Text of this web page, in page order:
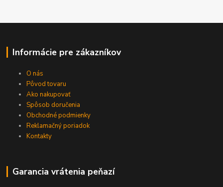
Informácie pre zákazníkov
O nás
Pôvod tovaru
Ako nakupovať
Spôsob doručenia
Obchodné podmienky
Reklamačný poriadok
Kontakty
Garancia vrátenia peňazí